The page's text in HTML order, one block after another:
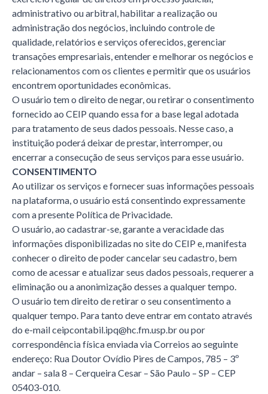
administrativo ou arbitral, habilitar a realização ou
administração dos negócios, incluindo controle de
qualidade, relatórios e serviços oferecidos, gerenciar
transações empresariais, entender e melhorar os negócios e
relacionamentos com os clientes e permitir que os usuários
encontrem oportunidades econômicas.
O usuário tem o direito de negar, ou retirar o consentimento
fornecido ao CEIP quando essa for a base legal adotada
para tratamento de seus dados pessoais. Nesse caso, a
instituição poderá deixar de prestar, interromper, ou
encerrar a consecução de seus serviços para esse usuário.
CONSENTIMENTO
Ao utilizar os serviços e fornecer suas informações pessoais
na plataforma, o usuário está consentindo expressamente
com a presente Política de Privacidade.
O usuário, ao cadastrar-se, garante a veracidade das
informações disponibilizadas no site do CEIP e, manifesta
conhecer o direito de poder cancelar seu cadastro, bem
como de acessar e atualizar seus dados pessoais, requerer a
eliminação ou a anonimização desses a qualquer tempo.
O usuário tem direito de retirar o seu consentimento a
qualquer tempo. Para tanto deve entrar em contato através
do e-mail ceipcontabil.ipq@hc.fm.usp.br ou por
correspondência física enviada via Correios ao seguinte
endereço: Rua Doutor Ovídio Pires de Campos, 785 – 3º
andar – sala 8 – Cerqueira Cesar – São Paulo – SP – CEP
05403-010.